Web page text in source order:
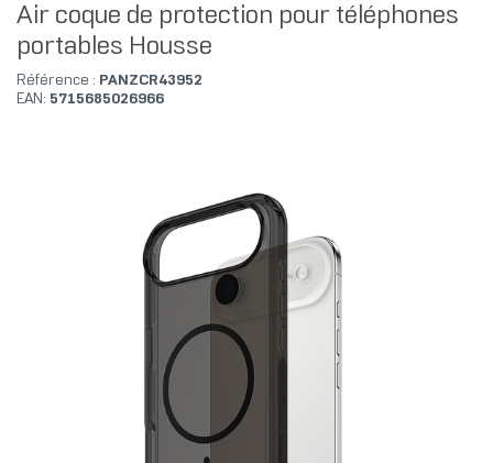
Air coque de protection pour téléphones
portables Housse
Référence : PANZCR43952
EAN: 5715685026966